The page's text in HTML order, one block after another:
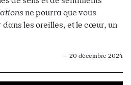
ne pourra que vous
les oreilles, et le cœur, un
— 20 décembre 2024